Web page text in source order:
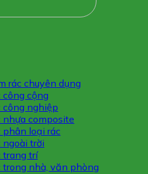
rác chuyên dụng
công cộng
công nghiệp
nhựa composite
phân loại rác
ngoài trời
trang trí
trong nhà, văn phòng